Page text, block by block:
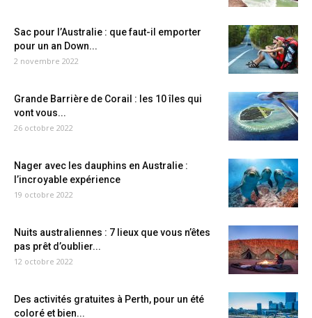
Sac pour l’Australie : que faut-il emporter
pour un an Down...
2 novembre 2022
Grande Barrière de Corail : les 10 îles qui
vont vous...
26 octobre 2022
Nager avec les dauphins en Australie :
l’incroyable expérience
19 octobre 2022
Nuits australiennes : 7 lieux que vous n’êtes
pas prêt d’oublier...
12 octobre 2022
Des activités gratuites à Perth, pour un été
coloré et bien...